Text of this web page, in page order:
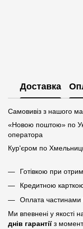
Доставка
Самовивіз з нашого
«Новою поштою» по
оператора
Кур'єром по
Готівкою при
Кредитною
Оплата
Ми впевнені у якості
днів гарантіїз